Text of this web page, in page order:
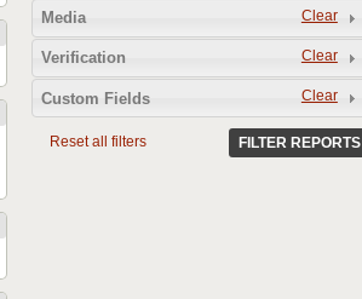
0
kereskedelmi / commercial
egyéb / other 12
kulturális / cultural
BEFEJEZETLEN ÉPÜLET /
UNFINISHED BUILDING
13
Clear
Media
Clear
Verification
Clear
Custom Fields
Reset all filters FILTER REPORTS